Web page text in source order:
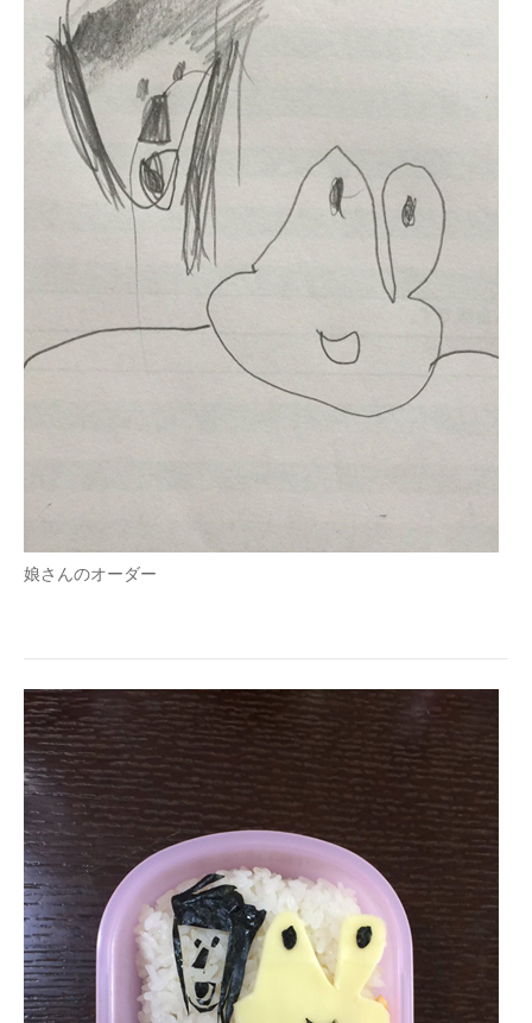
製造業のIT導入・活用を支援
モノづくり技術者専門サイト
エレクトロニクス専門サイト
電子設計の基本と応用
エネルギーの専門メディア
建設×テクノロジーの最前線
ちょっと気になるネットの話題
娘さんのオーダー